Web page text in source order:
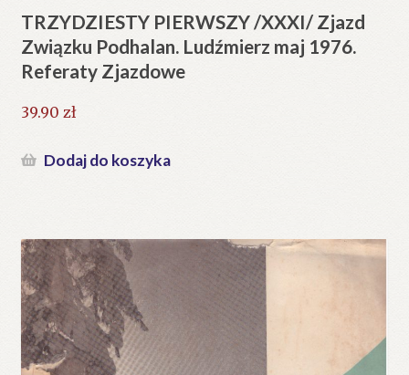
TRZYDZIESTY PIERWSZY /XXXI/ Zjazd
Związku Podhalan. Ludźmierz maj 1976.
Referaty Zjazdowe
39.90 zł
Dodaj do koszyka